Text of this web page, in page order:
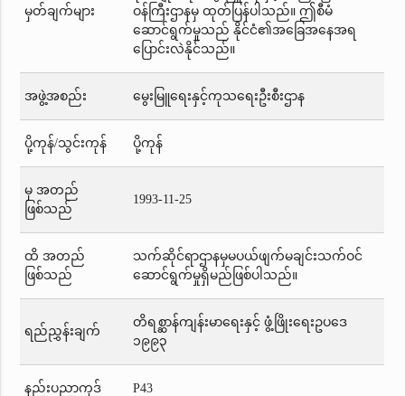
မှတ်ချက်များ
ဝန်ကြီးဌာနမှ ထုတ်ပြန်ပါသည်။ ဤစီမံ
ဆောင်ရွက်မှုသည် နိုင်ငံ၏အခြေအနေအရ
ပြောင်းလဲနိုင်သည်။
အဖွဲ့အစည်း မွေးမြူရေးနှင့်ကုသရေးဦးစီးဌာန
ပို့ကုန်/သွင်းကုန် ပို့ကုန်
မှ အတည်
ဖြစ်သည်
1993-11-25
ထိ အတည်
ဖြစ်သည်
သက်ဆိုင်ရာဌာနမှမပယ်ဖျက်မချင်းသက်ဝင်
ဆောင်ရွက်မှုရှိမည်ဖြစ်ပါသည်။
ရည်ညွှန်းချက်
တိရစ္ဆာန်ကျန်းမာရေးနှင့် ဖွံ့ဖြိုးရေးဥပဒေ
၁၉၉၃
နည်းပညာကုဒ် P43